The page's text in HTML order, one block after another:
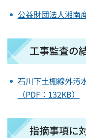
公益財団法人湘南
工事監査の
石川下土棚線外汚
（PDF：132KB）
指摘事項に